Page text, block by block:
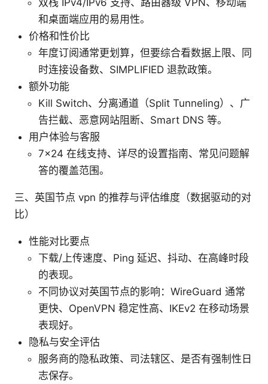
和桌面端应用的易用性。
价格和性价比
年度订阅通常更划算，但要综合看数据上限、同
时连接设备数、SIMPLIFIED 退款政策。
额外功能
Kill Switch、分离通道（Split Tunneling）、广
告拦截、恶意网站阻断、Smart DNS 等。
用户体验与客服
7x24 在线支持、详尽的设置指南、常见问题解
答的覆盖范围。
三、英国节点 vpn 的推荐与评估维度（数据驱动的对
比）
性能对比要点
下载/上传速度、Ping 延迟、抖动、在高峰时段
的表现。
不同协议对英国节点的影响：WireGuard 通常
更快、OpenVPN 稳定性高、IKEv2 在移动场景
表现好。
隐私与安全评估
服务商的隐私政策、司法辖区、是否有强制性日
志保存。